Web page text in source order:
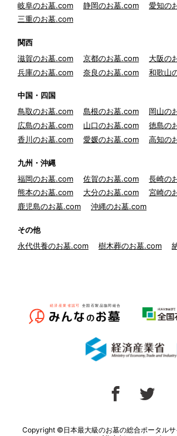
岐阜のお墓.com
静岡のお墓.com
愛知の
三重のお墓.com
関西
滋賀のお墓.com
京都のお墓.com
大阪の
兵庫のお墓.com
奈良のお墓.com 和歌山
中国・四国
鳥取のお墓.com
島根のお墓.com
岡山の
広島のお墓.com
山口のお墓.com
徳島の
香川のお墓.com
愛媛のお墓.com 高知の
九州・沖縄
福岡のお墓.com
佐賀のお墓.com
長崎の
熊本のお墓.com
大分のお墓.com
宮崎の
鹿児島のお墓.com
沖縄のお墓.com
その他
永代供養のお墓.com
樹木葬のお墓.com
Copyright ©日本最大級のお墓の総合ポータルサ